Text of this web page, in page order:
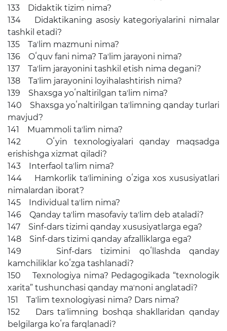
133 Didaktik tizim nima?
134 Didaktikaning asosiy kategoriyalarini nimalar
tashkil etadi?
135 Taʼlim mazmuni nima?
136 Oʻquv fani nima? Taʼlim jarayoni nima?
137 Taʼlim jarayonini tashkil etish nima degani?
138 Taʼlim jarayonini loyihalashtirish nima?
139 Shaxsga yoʻnaltirilgan taʼlim nima?
140 Shaxsga yoʻnaltirilgan taʼlimning qanday turlari
mavjud?
141 Muammoli taʼlim nima?
142 Oʻyin texnologiyalari qanday maqsadga
erishishga xizmat qiladi?
143 Interfaol taʼlim nima?
144 Hamkorlik taʼlimining oʻziga xos xususiyatlari
nimalardan iborat?
145 Individual taʼlim nima?
146 Qanday taʼlim masofaviy taʼlim deb ataladi?
147 Sinf-dars tizimi qanday xususiyatlarga ega?
148 Sinf-dars tizimi qanday afzalliklarga ega?
149 Sinf-dars tizimini qoʻllashda qanday
kamchiliklar koʻzga tashlanadi?
150 Texnologiya nima? Pedagogikada “texnologik
xarita” tushunchasi qanday maʼnoni anglatadi?
151 Taʼlim texnologiyasi nima? Dars nima?
152 Dars taʼlimning boshqa shakllaridan qanday
belgilarga koʻra farqlanadi?